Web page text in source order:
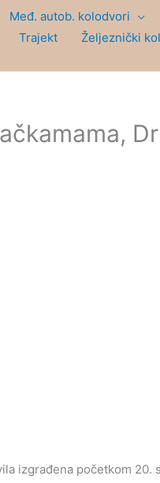
Međ. autob. kolodvori
Trajekt Željeznički
izgrađena početkom